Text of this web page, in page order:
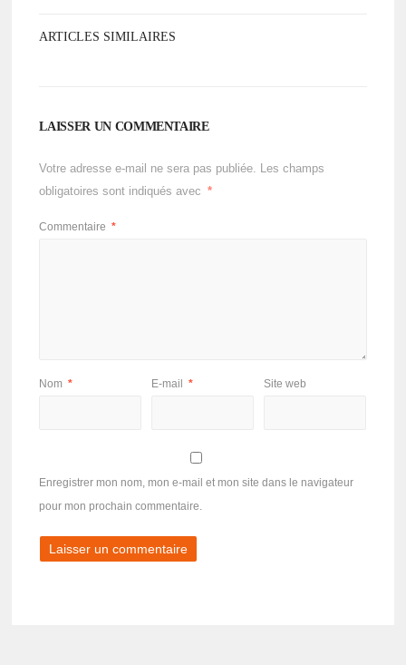
ARTICLES SIMILAIRES
LAISSER UN COMMENTAIRE
Votre adresse e-mail ne sera pas publiée. Les champs
obligatoires sont indiqués avec
*
Commentaire *
Nom * E-mail * Site web
Enregistrer mon nom, mon e-mail et mon site dans le navigateur
pour mon prochain commentaire.